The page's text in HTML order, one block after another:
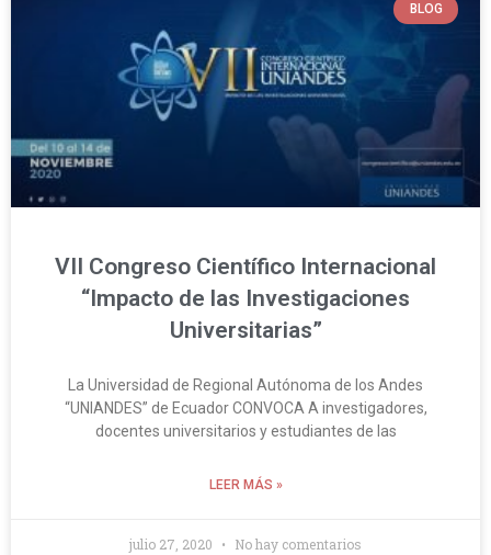
BLOG
VII Congreso Científico Internacional
“Impacto de las Investigaciones
Universitarias”
La Universidad de Regional Autónoma de los Andes
“UNIANDES” de Ecuador CONVOCA A investigadores,
docentes universitarios y estudiantes de las
LEER MÁS »
julio 27, 2020 No hay comentarios